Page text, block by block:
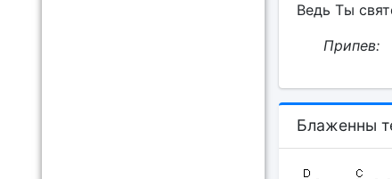
Ведь Ты
Припев:
Блаженны